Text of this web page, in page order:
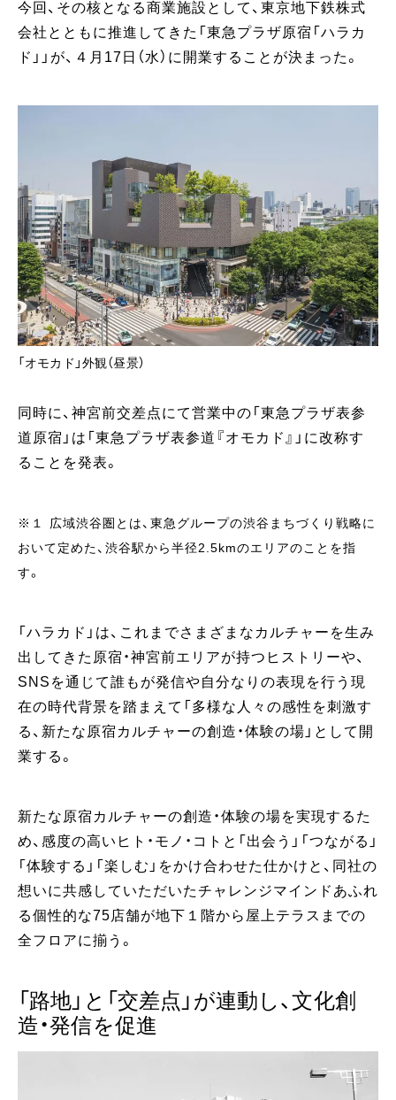
今回、その核となる商業施設として、東京地下鉄株式
会社とともに推進してきた「東急プラザ原宿「ハラカ
ド」」が、４月17日（水）に開業することが決まった。
「オモカド」外観（昼景）
同時に、神宮前交差点にて営業中の「東急プラザ表参
道原宿」は「東急プラザ表参道『オモカド』」に改称す
ることを発表。
※１ 広域渋谷圏とは、東急グループの渋谷まちづくり戦略に
おいて定めた、渋谷駅から半径2.5kmのエリアのことを指
す。
「ハラカド」は、これまでさまざまなカルチャーを生み
出してきた原宿・神宮前エリアが持つヒストリーや、
SNSを通じて誰もが発信や自分なりの表現を行う現
在の時代背景を踏まえて「多様な人々の感性を刺激す
る、新たな原宿カルチャーの創造・体験の場」として開
業する。
新たな原宿カルチャーの創造・体験の場を実現するた
め、感度の高いヒト・モノ・コトと「出会う」「つながる」
「体験する」「楽しむ」をかけ合わせた仕かけと、同社の
想いに共感していただいたチャレンジマインドあふれ
る個性的な75店舗が地下１階から屋上テラスまでの
全フロアに揃う。
「路地」と「交差点」が連動し、文化創
造・発信を促進